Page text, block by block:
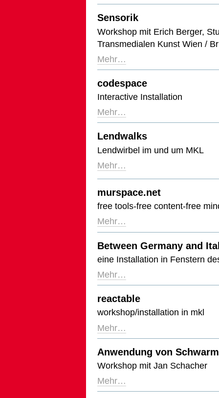
Sensorik
Workshop mit Erich Berger,
Transmedialen Kunst Wien /
Mehr…
codespace
Interactive Installation
Mehr…
Lendwalks
Lendwirbel im und um MKL
Mehr…
murspace.net
free tools-free content-free
Mehr…
Between Germany and
eine Installation in Fenstern
Mehr…
reactable
workshop/installation in mkl
Mehr…
Anwendung von
Workshop mit Jan Schacher
Mehr…